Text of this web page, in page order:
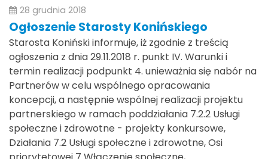
28 grudnia 2018
Ogłoszenie Starosty Konińskiego
Starosta Koniński informuje, iż zgodnie z treścią
ogłoszenia z dnia 29.11.2018 r. punkt IV. Warunki i
termin realizacji podpunkt 4. unieważnia się nabór na
Partnerów w celu wspólnego opracowania
koncepcji, a następnie wspólnej realizacji projektu
partnerskiego w ramach poddziałania 7.2.2 Usługi
społeczne i zdrowotne - projekty konkursowe,
Działania 7.2 Usługi społeczne i zdrowotne, Osi